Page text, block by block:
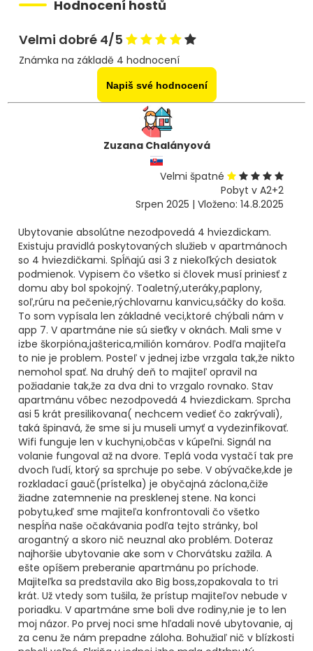
Hodnocení hostů
Velmi dobré 4/5
Známka na základě 4 hodnocení
Napiš své hodnocení
Zuzana Chalányová
Velmi špatné
Pobyt v A2+2
Srpen 2025 | Vloženo: 14.8.2025
Ubytovanie absolútne nezodpovedá 4 hviezdickam.
Existuju pravidlá poskytovaných služieb v apartmánoch
so 4 hviezdičkami. Spĺňajú asi 3 z niekoľkých desiatok
podmienok. Vypisem čo všetko si človek musí priniesť z
domu aby bol spokojný. Toaletný,uteráky,paplony,
soľ,rúru na pečenie,rýchlovarnu kanvicu,sáčky do koša.
To som vypísala len základné veci,ktoré chýbali nám v
app 7. V apartmáne nie sú sieťky v oknách. Mali sme v
izbe škorpióna,jašterica,milión komárov. Podľa majiteľa
to nie je problem. Posteľ v jednej izbe vrzgala tak,že nikto
nemohol spať. Na druhý deň to majiteľ opravil na
požiadanie tak,že za dva dni to vrzgalo rovnako. Stav
apartmánu vôbec nezodpovedá 4 hviezdickam. Sprcha
asi 5 krát presilikovana( nechcem vedieť čo zakrývali),
taká špinavá, že sme si ju museli umyť a vydezinfikovať.
Wifi funguje len v kuchyni,občas v kúpeľni. Signál na
volanie fungoval až na dvore. Teplá voda vystačí tak pre
dvoch ľudí, ktorý sa sprchuje po sebe. V obývačke,kde je
rozkladací gauč(prístelka) je obyčajná záclona,čiže
žiadne zatemnenie na presklenej stene. Na konci
pobytu,keď sme majiteľa konfrontovali čo všetko
nespĺňa naše očakávania podľa tejto stránky, bol
arogantný a skoro nič neuznal ako problém. Doteraz
najhoršie ubytovanie ake som v Chorvátsku zažila. A
ešte opíšem preberanie apartmánu po príchode.
Majiteľka sa predstavila ako Big boss,zopakovala to tri
krát. Už vtedy som tušila, že prístup majiteľov nebude v
poriadku. V apartmáne sme boli dve rodiny,nie je to len
moj názor. Po prvej noci sme hľadali nové ubytovanie, aj
za cenu že nám prepadne záloha. Bohužiaľ nič v blízkosti